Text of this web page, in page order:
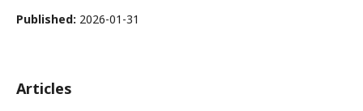
Published: 2026-01-31
Articles